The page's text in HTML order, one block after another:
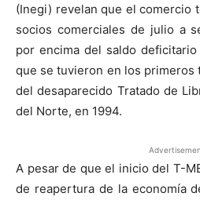
(Inegi) revelan que el comercio
socios comerciales de julio a
por encima del saldo
que se tuvieron en los primeros
del desaparecido Tratado de
del Norte, en 1994.
A pesar de que el inicio del T-
de reapertura de la economía